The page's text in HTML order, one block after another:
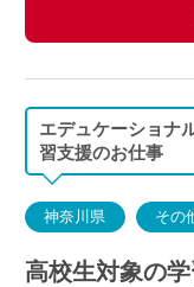
エデュケーショナ
習支援のお仕事
神奈川県 その
高校生対象の